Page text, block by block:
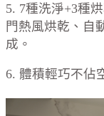
5. 7種洗淨+3種
門熱風烘乾、自
成。
6. 體積輕巧不佔